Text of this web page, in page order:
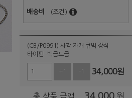
배송비 (조건)
(CB/P0991) 사각 자개 큐빅 장식
타이핀 -백금도금
+1 -1 34,000원
총 상품 금액 34,000 원